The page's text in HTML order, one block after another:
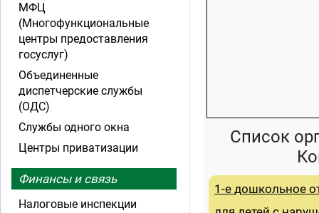
Список
1-е дошкольное
МФЦ
(Многофункциональные
центры предоставления
госуслуг)
Объединенные
диспетчерские службы
(ОДС)
Службы одного окна
Центры приватизации
Финансы и связь
Налоговые инспекции